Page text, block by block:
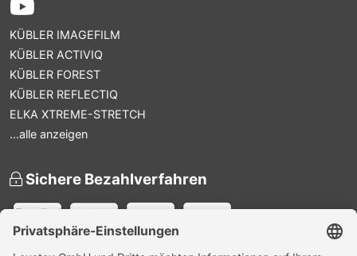
KÜBLER IMAGEFILM
KÜBLER ACTIVIQ
KÜBLER FOREST
KÜBLER REFLECTIQ
ELKA XTREME-STRETCH
...alle anzeigen
Sichere Bezahlverfahren